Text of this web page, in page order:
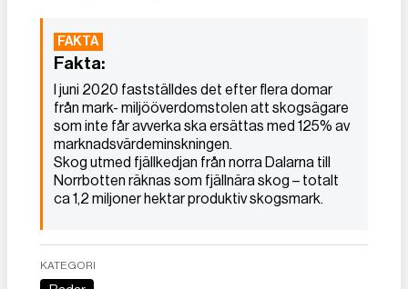
Fakta:
I juni 2020 fastställdes det efter flera domar
från mark- miljööverdomstolen att skogsägare
som inte får avverka ska ersättas med 125% av
marknadsvärdeminskningen.
Skog utmed fjällkedjan från norra Dalarna till
Norrbotten räknas som fjällnära skog – totalt
ca 1,2 miljoner hektar produktiv skogsmark.
KATEGORI